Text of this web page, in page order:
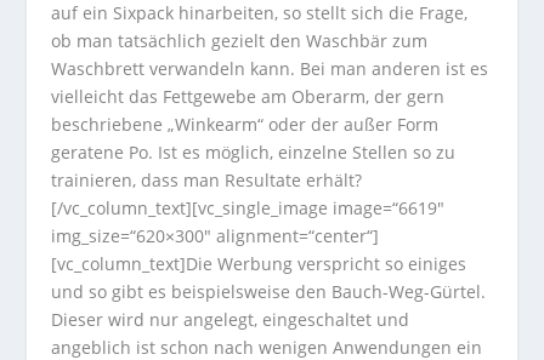
auf ein Sixpack hinarbeiten, so stellt sich die Frage,
ob man tatsächlich gezielt den Waschbär zum
Waschbrett verwandeln kann. Bei man anderen ist es
vielleicht das Fettgewebe am Oberarm, der gern
beschriebene „Winkearm“ oder der außer Form
geratene Po. Ist es möglich, einzelne Stellen so zu
trainieren, dass man Resultate erhält?
[/vc_column_text][vc_single_image image=“6619″
img_size=“620×300″ alignment=“center“]
[vc_column_text]Die Werbung verspricht so einiges
und so gibt es beispielsweise den Bauch-Weg-Gürtel.
Dieser wird nur angelegt, eingeschaltet und
angeblich ist schon nach wenigen Anwendungen ein